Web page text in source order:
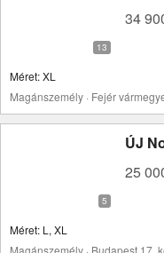
34
Méret: XL
Magánszemély · Fejér
ÚJ
25
Méret: L, XL
Magánszemély · Budapest 17.